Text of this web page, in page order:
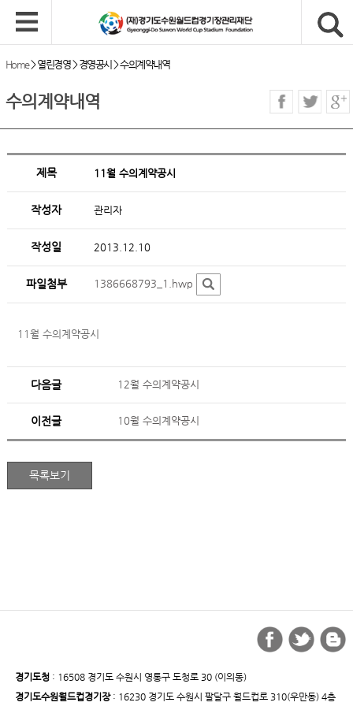
Home>열린경영>경영공시 >수의계약내역
수의계약내역
제목 11월 수의계약공시
작성자 관리자
작성일 2013.12.10
파일첨부 1386668793_1.hwp
11월 수의계약공시
다음글 12월 수의계약공시
이전글 10월 수의계약공시
경기도청: 16508 경기도 수원시 영통구 도청로 30 (이의동)
경기도수원월드컵경기장: 16230 경기도 수원시 팔달구 월드컵로 310(우만동) 4층